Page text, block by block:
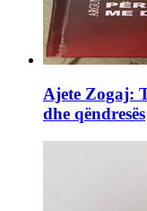
Ajete Zogaj:
dhe qëndresës